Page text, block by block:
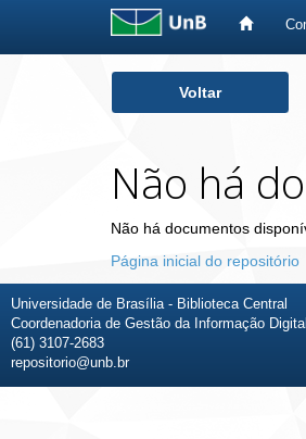
Voltar
Não há
Não há documentos
Página inicial do repositório
Universidade de Brasília - Biblioteca Central
Coordenadoria de Gestão da Informação
(61) 3107-2683
repositorio@unb.br